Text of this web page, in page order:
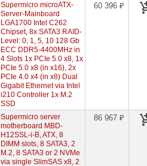
Supermicro microATX-
Server-Mainboard
LGA1700 Intel C262
Chipset, 8x SATA3 RAID-
Level: 0, 1, 5, 10 128 Gb
ECC DDR5-4400MHz in
4 Slots 1x PCIe 5.0 x8, 1x
PCIe 5.0 x8 (in x16), 2x
PCIe 4.0 x4 (in x8) Dual
Gigabit Ethernet via Intel
i210 Controller 1x M.2
SSD
60 396 ₽
Supermicro server
motherboard MBD-
H12SSL-i-B, ATX, 8
DIMM slots, 8 SATA3, 2
M.2, 8 SATA3 or 2 NVMe
via single SlimSAS x8, 2
86 967 ₽